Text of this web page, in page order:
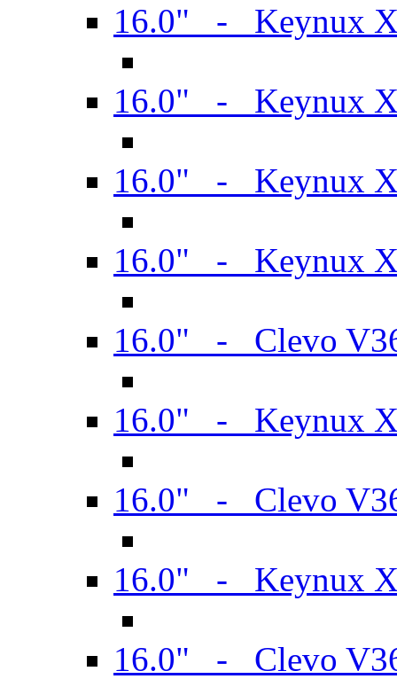
16.0" - Keynux
16.0" - Keynux
16.0" - Keynux
16.0" - Keynux
16.0" - Clevo
16.0" - Keynux
16.0" - Clevo
16.0" - Keynux
16.0" - Clevo